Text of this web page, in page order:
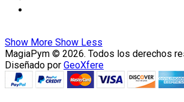
Show More Show Less
MagiaPym © 2026. Todos los derechos
Diseñado por GeoXfere